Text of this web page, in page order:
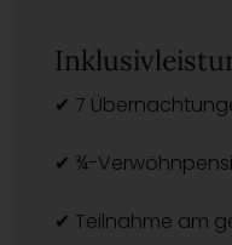
✔ 7
✔ ¾-
✔ Teilnahme am